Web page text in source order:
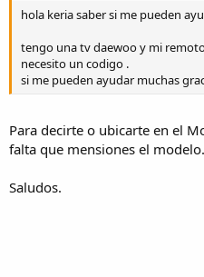
hola keria saber si me pueden
tengo una tv daewoo y mi
necesito un codigo .
si me pueden ayudar muchas
Para decirte o ubicarte en el
falta que mensiones el modelo.
Saludos.